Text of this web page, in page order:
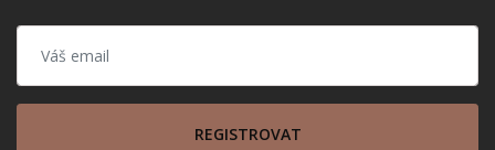
REGISTROVAT